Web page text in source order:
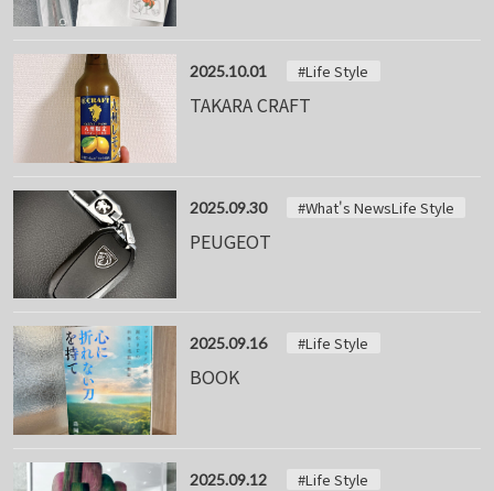
2025.10.01 #Life Style
TAKARA CRAFT
2025.09.30 #What's NewsLife Style
PEUGEOT
2025.09.16 #Life Style
BOOK
2025.09.12 #Life Style